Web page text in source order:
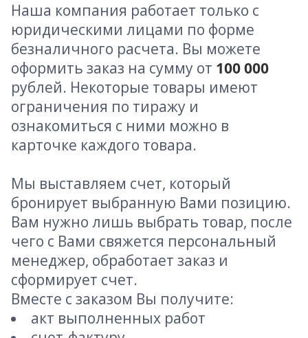
Наша компания работает только с
юридическими лицами по форме
безналичного расчета. Вы можете
оформить заказ на сумму от 100 000
рублей. Некоторые товары имеют
ограничения по тиражу и
ознакомиться с ними можно в
карточке каждого товара.
Мы выставляем счет, который
бронирует выбранную Вами позицию.
Вам нужно лишь выбрать товар, после
чего с Вами свяжется персональный
менеджер, обработает заказ и
сформирует счет.
Вместе с заказом Вы получите:
акт выполненных работ